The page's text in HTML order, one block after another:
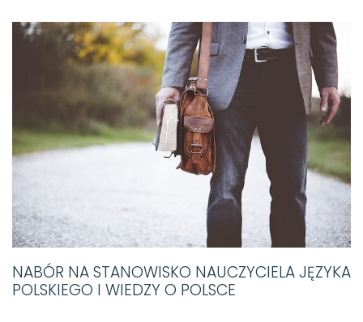
NABÓR NA STANOWISKO NAUCZYCIELA JĘZYKA
POLSKIEGO I WIEDZY O POLSCE